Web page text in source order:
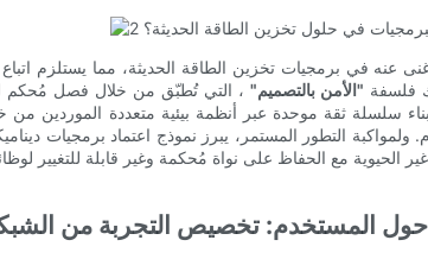
عنه في برمجيات تخزين الطاقة الحديثة، مما يستلزم
فلسفة "الأمن بالتصميم" ، التي تُطبّق من خلال فصل مُحكم
سلسلة ثقة موحدة عبر أنظمة بيئية متعددة الموردين
حول المستخدم: تخصيص التجربة من